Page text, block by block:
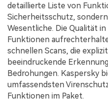
detaillierte Liste von
Sicherheitsschutz,
Wesentliche. Die Qualität
Funktionen
schnellen Scans, die
beeindruckende
Bedrohungen. Kaspersky
umfassendsten
Funktionen im Paket.